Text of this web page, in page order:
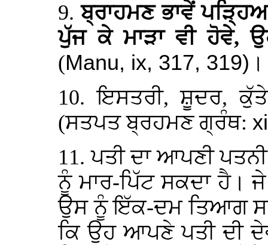
9.ਬ੍ਰਾਹਮਣ ਭਾਵੇਂ
ਪੁੱਜ ਕੇ ਮਾੜਾ ਵੀ ਹੋਵੇ,
(Manu, ix, 317, 319) ।
10. ਇਸਤਰੀ, ਸ਼ੂਦਰ,
(ਸਤਪਤ ਬ੍ਰਹਮਣ ਗ੍ਰੰਥ:
11. ਪਤੀ ਦਾ ਆਪਣੀ
ਨੂੰ ਮਾਰ-ਪਿੱਟ ਸਕਦਾ ਹੈ।
ਉਸ ਨੂੰ ਇੱਕ-ਦਮ ਤਿਆਗ
ਕਿ ਉਹ ਆਪਣੇ ਪਤੀ ਦੀ